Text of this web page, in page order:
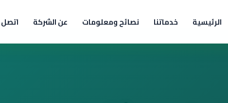
الرئيسية خدماتنا نصائح ومعلومات عن الشركة اتصل